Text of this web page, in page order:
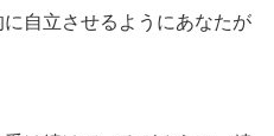
自立させるようにあなたが